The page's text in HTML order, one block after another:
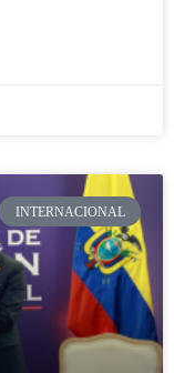
INTERNACIONAL